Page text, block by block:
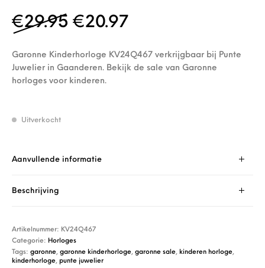
€29.95 Oorspronkelijke prijs
€20.97Huidige prijs is:
Garonne Kinderhorloge KV24Q467 verkrijgbaar bij Punte
Juwelier in Gaanderen. Bekijk de sale van Garonne
horloges voor kinderen.
Uitverkocht
Aanvullende informatie
Beschrijving
Artikelnummer: KV24Q467
Categorie: Horloges
Tags:garonne,garonne kinderhorloge,garonne sale, kinderen horloge,
kinderhorloge, punte juwelier